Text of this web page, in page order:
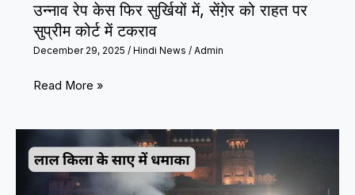
है
रिजल्ट,
ऐसे
करें
उन्नाव रेप केस फिर सुर्खियों में, सेंगे़र को राहत पर
सुप्रीम कोर्ट में टकराव
December 29, 2025 / Hindi News / Admin
उन्नाव
केस
फिर
सुर्खियों
Read More »